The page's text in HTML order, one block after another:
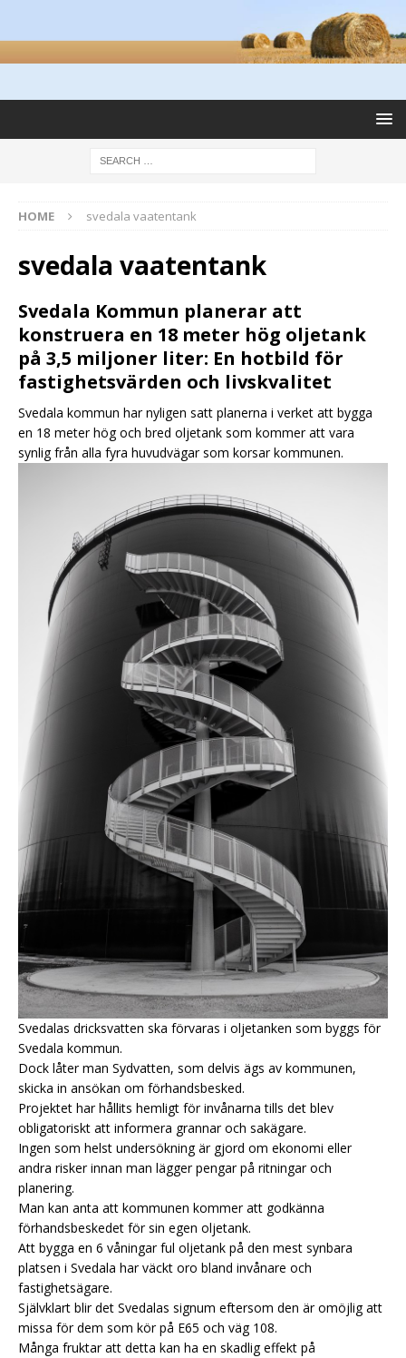
HOME svedala vaatentank
svedala vaatentank
Svedala Kommun planerar att
konstruera en 18 meter hög oljetank
på 3,5 miljoner liter: En hotbild för
fastighetsvärden och livskvalitet
Svedala kommun har nyligen satt planerna i verket att bygga
en 18 meter hög och bred oljetank som kommer att vara
synlig från alla fyra huvudvägar som korsar kommunen.
Svedalas dricksvatten ska förvaras i oljetanken som byggs för
Svedala kommun.
Dock låter man Sydvatten, som delvis ägs av kommunen,
skicka in ansökan om förhandsbesked.
Projektet har hållits hemligt för invånarna tills det blev
obligatoriskt att informera grannar och sakägare.
Ingen som helst undersökning är gjord om ekonomi eller
andra risker innan man lägger pengar på ritningar och
planering.
Man kan anta att kommunen kommer att godkänna
förhandsbeskedet för sin egen oljetank.
Att bygga en 6 våningar ful oljetank på den mest synbara
platsen i Svedala har väckt oro bland invånare och
fastighetsägare.
Självklart blir det Svedalas signum eftersom den är omöjlig att
missa för dem som kör på E65 och väg 108.
Många fruktar att detta kan ha en skadlig effekt på